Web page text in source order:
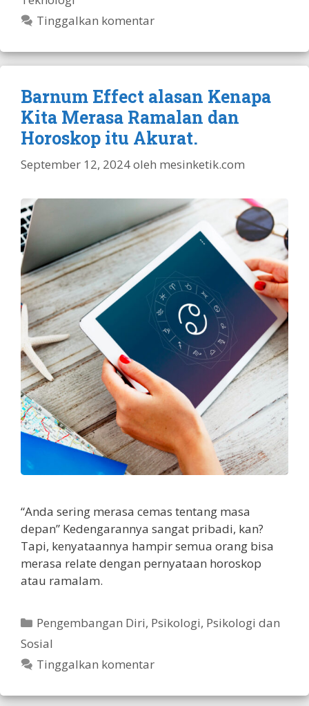
Tinggalkan komentar
Barnum Effect alasan Kenapa
Kita Merasa Ramalan dan
Horoskop itu Akurat.
September 12, 2024oleh mesinketik.com
“Anda sering merasa cemas tentang masa
depan” Kedengarannya sangat pribadi, kan?
Tapi, kenyataannya hampir semua orang bisa
merasa relate dengan pernyataan horoskop
atau ramalam.
Kategori
Pengembangan Diri, Psikologi, Psikologi dan
Sosial
Tinggalkan komentar